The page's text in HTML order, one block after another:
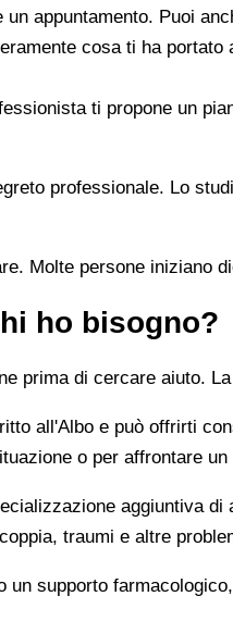
appuntamento. Puoi
cosa ti ha
ti propone un
professionale. Lo
Molte persone
ho bisogno?
prima di cercare aiuto.
all'Albo e può offrirti
o per affrontare
aggiuntiva
traumi e altre
supporto